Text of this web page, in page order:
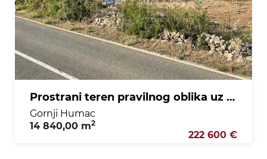
Prostrani teren pravilnog oblika uz cestu za Bol - otok Brač -Gornji Humac
Gornji Humac
14 840,00 m2
222 600 €